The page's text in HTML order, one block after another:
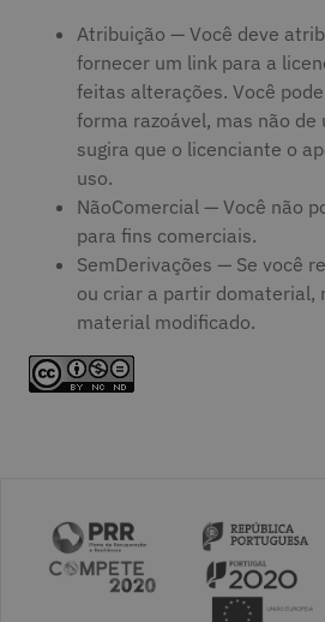
Atribuição — Você deve
fornecer um link para a
feitas alterações. Você
forma razoável, mas não de
sugira que o licenciante o
uso.
NãoComercial — Você não
para fins comerciais.
SemDerivações — Se você
ou criar a partir domaterial,
material modificado.